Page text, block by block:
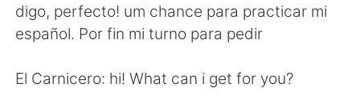
English 简体中文
digo, perfecto! um chance para practicar mi
español. Por fin mi turno para pedir
El Carnicero: hi! What can i get for you?